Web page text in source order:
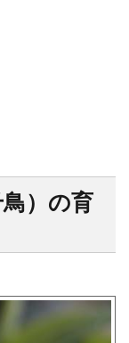
）の育